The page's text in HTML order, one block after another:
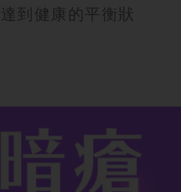
到健康的平衡狀